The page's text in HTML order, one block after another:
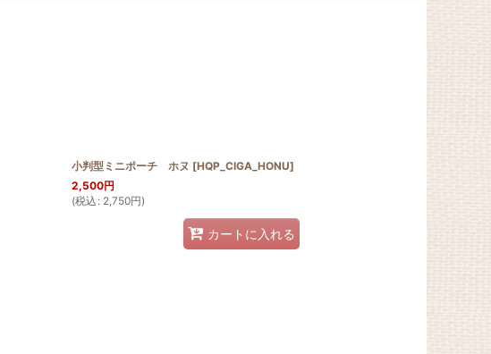
小判型ミニポーチ ホヌ [HQP_CIGA_HONU]
2,500円
(税込 : 2,750円)
カートに入れる